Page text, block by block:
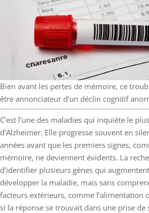
Bien avant les pertes de mémoire, ce
être annonciateur d’un déclin cognitif
C’est l’une des maladies qui inquiète le
d’Alzheimer. Elle progresse souvent en
années avant que les premiers signes,
mémoire, ne deviennent évidents. La
d’identifier plusieurs gènes qui
développer la maladie, mais sans
facteurs extérieurs, comme l’alimentation
si la réponse se trouvait dans une prise de